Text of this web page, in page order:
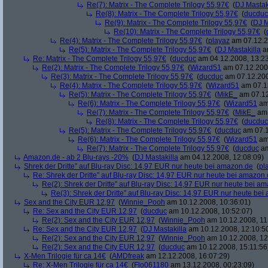
Re(7): Matrix - The Complete Trilogy 55,97€ (DJ
Re(8): Matrix - The Complete Trilogy 55,97€ (ducduc
Re(9): Matrix - The Complete Trilogy 55,97€ (DJ
Re(10): Matrix - The Complete Trilogy 55,97€ (
Re(4): Matrix - The Complete Trilogy 55,97€ (playaz am
Re(5): Matrix - The Complete Trilogy 55,97€ (DJ Mastakilla
Re: Matrix - The Complete Trilogy 55,97€ (ducduc am 04.12.2008,
Re(2): Matrix - The Complete Trilogy 55,97€ (Wizard51 am
Re(3): Matrix - The Complete Trilogy 55,97€ (ducduc am
Re(4): Matrix - The Complete Trilogy 55,97€ (Wizard51 am
Re(5): Matrix - The Complete Trilogy 55,97€ (MikE_
am
Re(6): Matrix - The Complete Trilogy 55,97€ (Wizard51
Re(7): Matrix - The Complete Trilogy 55,97€ (MikE_
Re(8): Matrix - The Complete Trilogy 55,97€ (ducduc
Re(5): Matrix - The Complete Trilogy 55,97€ (ducduc am
Re(6): Matrix - The Complete Trilogy 55,97€ (Wizard51
Re(7): Matrix - The Complete Trilogy 55,97€ (ducduc
Amazon.de - ab 2 Blu-rays -20% (DJ Mastakilla am 04.12.2008, 12:08:09)
Shrek der Dritte” auf Blu-ray Disc: 14,97 EUR nur heute bei amazon.de (
Re: Shrek der Dritte” auf Blu-ray Disc: 14,97 EUR nur heute bei
Re(2): Shrek der Dritte” auf Blu-ray Disc: 14,97 EUR nur heute bei
Re(3): Shrek der Dritte” auf Blu-ray Disc: 14,97 EUR nur heute bei
Sex and the City EUR 12,97 (Winnie_Pooh am 10.12.2008, 10:36:01)
Re: Sex and the City EUR 12,97 (ducduc am 10.12.2008, 10:52:07)
Re(2): Sex and the City EUR 12,97 (Winnie_Pooh am 10.12.2008,
Re: Sex and the City EUR 12,97 (DJ Mastakilla am 10.12.2008,
Re(2): Sex and the City EUR 12,97 (Winnie_Pooh am 10.12.2008,
Re(2): Sex and the City EUR 12,97 (ducduc am 10.12.2008,
X-Men Trilogie für ca 14€ (AMDfreak am 12.12.2008, 16:07:29)
Re: X-Men Trilogie für ca 14€ (Flo061180 am 13.12.2008, 00:23:09)